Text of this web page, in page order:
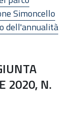
Simoncello
dell'annualità
2020, N.